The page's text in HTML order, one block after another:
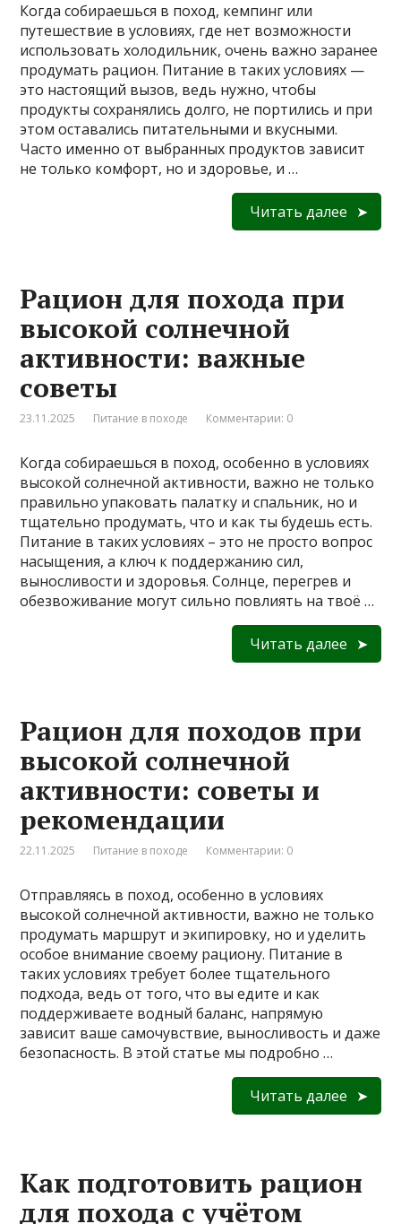
Когда собираешься в поход, кемпинг или
путешествие в условиях, где нет возможности
использовать холодильник, очень важно заранее
продумать рацион. Питание в таких условиях —
это настоящий вызов, ведь нужно, чтобы
продукты сохранялись долго, не портились и при
этом оставались питательными и вкусными.
Часто именно от выбранных продуктов зависит
не только комфорт, но и здоровье, и …
Читать далее
Рацион для похода при
высокой солнечной
активности: важные
советы
23.11.2025 Питание в походе Комментарии: 0
Когда собираешься в поход, особенно в условиях
высокой солнечной активности, важно не только
правильно упаковать палатку и спальник, но и
тщательно продумать, что и как ты будешь есть.
Питание в таких условиях – это не просто вопрос
насыщения, а ключ к поддержанию сил,
выносливости и здоровья. Солнце, перегрев и
обезвоживание могут сильно повлиять на твоё …
Читать далее
Рацион для походов при
высокой солнечной
активности: советы и
рекомендации
22.11.2025 Питание в походе Комментарии: 0
Отправляясь в поход, особенно в условиях
высокой солнечной активности, важно не только
продумать маршрут и экипировку, но и уделить
особое внимание своему рациону. Питание в
таких условиях требует более тщательного
подхода, ведь от того, что вы едите и как
поддерживаете водный баланс, напрямую
зависит ваше самочувствие, выносливость и даже
безопасность. В этой статье мы подробно …
Читать далее
Как подготовить рацион
для похода с учётом